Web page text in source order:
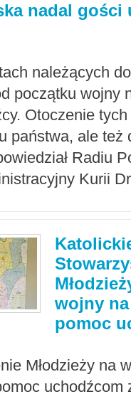
nadal gości
należących
początku wojny
Otoczenie
państwa, ale też
Radiu
Kurii
wojny
pomoc
Młodzieży na
uchodźcom